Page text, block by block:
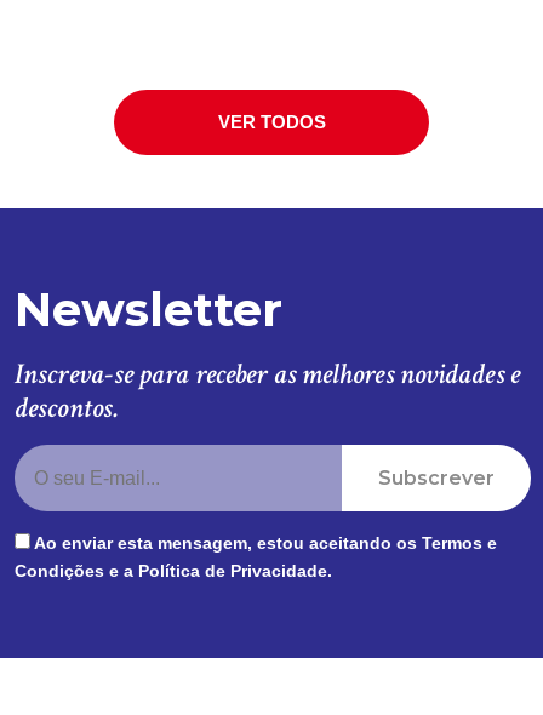
VER TODOS
Newsletter
Inscreva-se para receber as melhores novidades e
descontos.
Subscrever
Ao enviar esta mensagem, estou aceitando os Termos e
Condições e a Política de Privacidade.